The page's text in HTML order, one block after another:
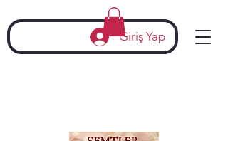
Giriş Yap